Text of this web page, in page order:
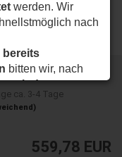
werden. Wir
nach
bereits
bitten wir, nach
ab dem
wünschen Ihnen
ca. 3-4 Tage
559,78 EUR